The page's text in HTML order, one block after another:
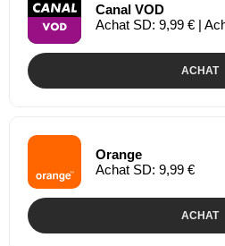
Canal VOD
Achat SD: 9,99 € |
ACHAT
Orange
Achat SD: 9,99 €
ACHAT